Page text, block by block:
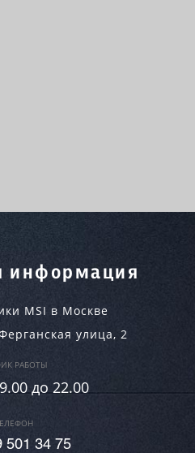
информация
MSI в Москве
улица, 2
РАБОТЫ
до 22.00
501 34 75